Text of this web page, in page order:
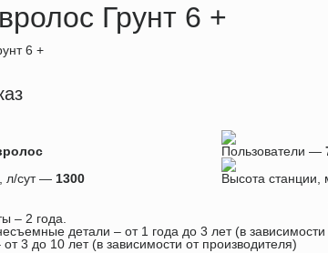
Грунт 6 +
Пользователи —
л/сут — 1300 Высота
– 2 года.
детали – от 1 года до 3 лет (в зависимости
3 до 10 лет (в зависимости от производителя)